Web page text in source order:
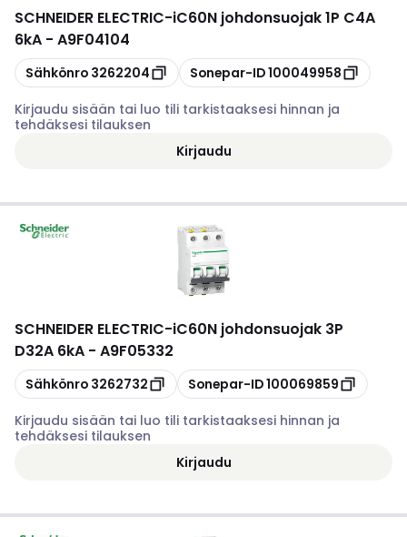
SCHNEIDER ELECTRIC-iC60N johdonsuojak 1P C4A
6kA - A9F04104
Kopioi
Sähkönro 3262204 Kopioi
Sonepar-ID100049958
Kirjaudu sisään tai luo tili tarkistaaksesi hinnan ja
tehdäksesi tilauksen
Kirjaudu
SCHNEIDER ELECTRIC-iC60N johdonsuojak 3P
D32A 6kA - A9F05332
Kopioi
Sähkönro 3262732 Kopioi
Sonepar-ID100069859
Kirjaudu sisään tai luo tili tarkistaaksesi hinnan ja
tehdäksesi tilauksen
Kirjaudu